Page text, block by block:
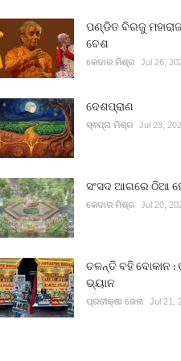
ପଣ୍ଡିତ ବିରଜୁ
ବେଶ
କେଦାର ମିଶ୍ର Jul 26,
ଦେଶପ୍ରାଣ
ସ୍ଵପ୍ନା ମିଶ୍ର Jul 23,
ସଂସଦ ଆଗରେ ଠିଆ
କେଦାର ମିଶ୍ର Jul 20,
ଚଳନ୍ତି ବହି ଦୋକାନ
ଭ୍ୟାନ
ପ୍ରତୀକ୍ଷା ଜେନା Jul 21,